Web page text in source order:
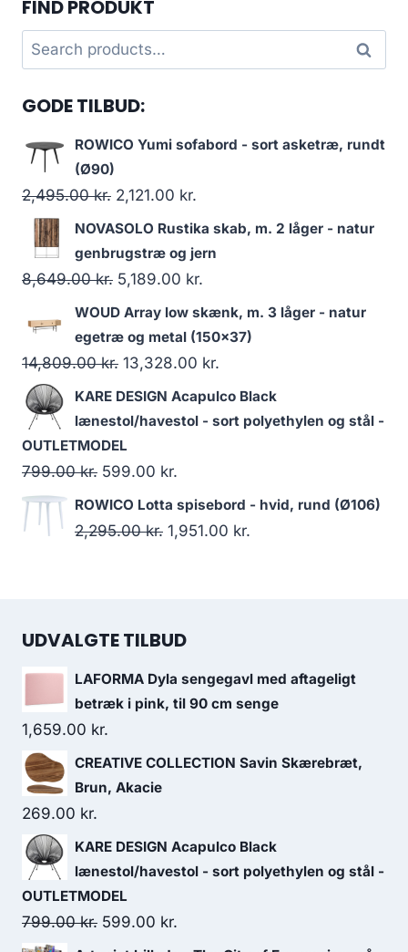
FIND PRODUKT
Search
for:
Search
GODE TILBUD:
ROWICO Yumi sofabord - sort asketræ, rundt
(Ø90)
2,495.00kr. 2,121.00 kr.
NOVASOLO Rustika skab, m. 2 låger - natur
genbrugstræ og jern
8,649.00kr. 5,189.00 kr.
WOUD Array low skænk, m. 3 låger - natur
egetræ og metal (150x37)
14,809.00kr. 13,328.00 kr.
KARE DESIGN Acapulco Black
lænestol/havestol - sort polyethylen og stål -
OUTLETMODEL
799.00kr. 599.00 kr.
ROWICO Lotta spisebord - hvid, rund (Ø106)
2,295.00kr. 1,951.00 kr.
UDVALGTE TILBUD
LAFORMA Dyla sengegavl med aftageligt
betræk i pink, til 90 cm senge
1,659.00 kr.
CREATIVE COLLECTION Savin Skærebræt,
Brun, Akacie
269.00 kr.
KARE DESIGN Acapulco Black
lænestol/havestol - sort polyethylen og stål -
OUTLETMODEL
799.00kr. 599.00 kr.